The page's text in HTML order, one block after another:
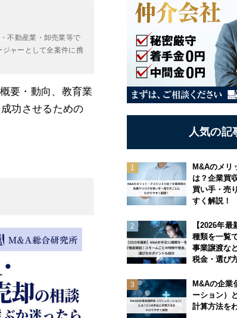
不動産業・卸売業等で
ャーとして全案件に携
要・動向、教育業
功させるための
人気の記
M&Aのメリ
は？企業買
買い手・売
すく解説！
【2026年
種類を一覧
事業譲渡な
税金・選び
M&Aの企業
ーション）
計算方法を